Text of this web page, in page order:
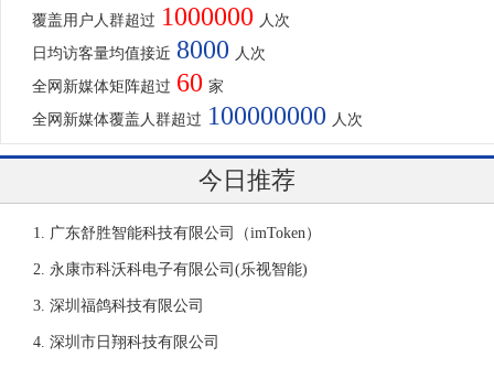
覆盖用户人群超过 1000000 人次
日均访客量均值接近 8000 人次
全网新媒体矩阵超过 60 家
全网新媒体覆盖人群超过 100000000 人次
今日推荐
广东舒胜智能科技有限公司（imToken）
永康市科沃科电子有限公司(乐视智能)
深圳福鸽科技有限公司
深圳市日翔科技有限公司